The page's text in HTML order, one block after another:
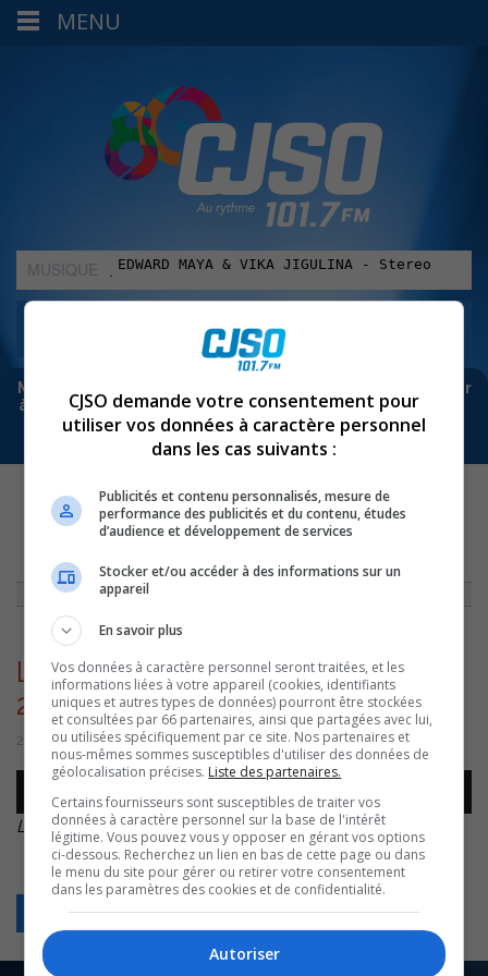
MUSIQUE
:
Meta bloque les infos sur Facebook. Pour ne rien manquer
à Sorel-Tracy et la région, abonne-toi à notre infolettre :
ACTUALITÉS»LE FESTIVAL BIÈRES VINS ET TERROIR FAIT LE
20260629
Laurent Cournoyer – BVT –
20260629
29 juin 2026 | Par Sylvain Rochon
Lecteur
audio
Laurent Cournoyer – BVT – 20260629.
Retour
MENU
CJSO demande votre consentement pour
utiliser vos données à caractère personnel
dans les cas suivants :
Publicités et contenu personnalisés, mesure de
performance des publicités et du contenu, études
d’audience et développement de services
Stocker et/ou accéder à des informations sur un
appareil
En savoir plus
Vos données à caractère personnel seront traitées, et les
informations liées à votre appareil (cookies, identifiants
uniques et autres types de données) pourront être stockées
et consultées par 66 partenaires, ainsi que partagées avec lui,
ou utilisées spécifiquement par ce site. Nos partenaires et
nous-mêmes sommes susceptibles d'utiliser des données de
géolocalisation précises. Liste des partenaires.
Certains fournisseurs sont susceptibles de traiter vos
données à caractère personnel sur la base de l'intérêt
légitime. Vous pouvez vous y opposer en gérant vos options
ci-dessous. Recherchez un lien en bas de cette page ou dans
le menu du site pour gérer ou retirer votre consentement
dans les paramètres des cookies et de confidentialité.
Autoriser